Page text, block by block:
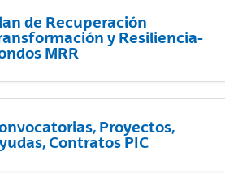
de Recuperación
y Resiliencia-
MRR
Proyectos,
Contratos PIC